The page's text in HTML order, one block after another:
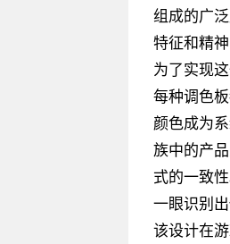
组成的广
特征和精
为了实现
每种调色
颜色成为
族中的产
式的一致
一眼识别
该设计在